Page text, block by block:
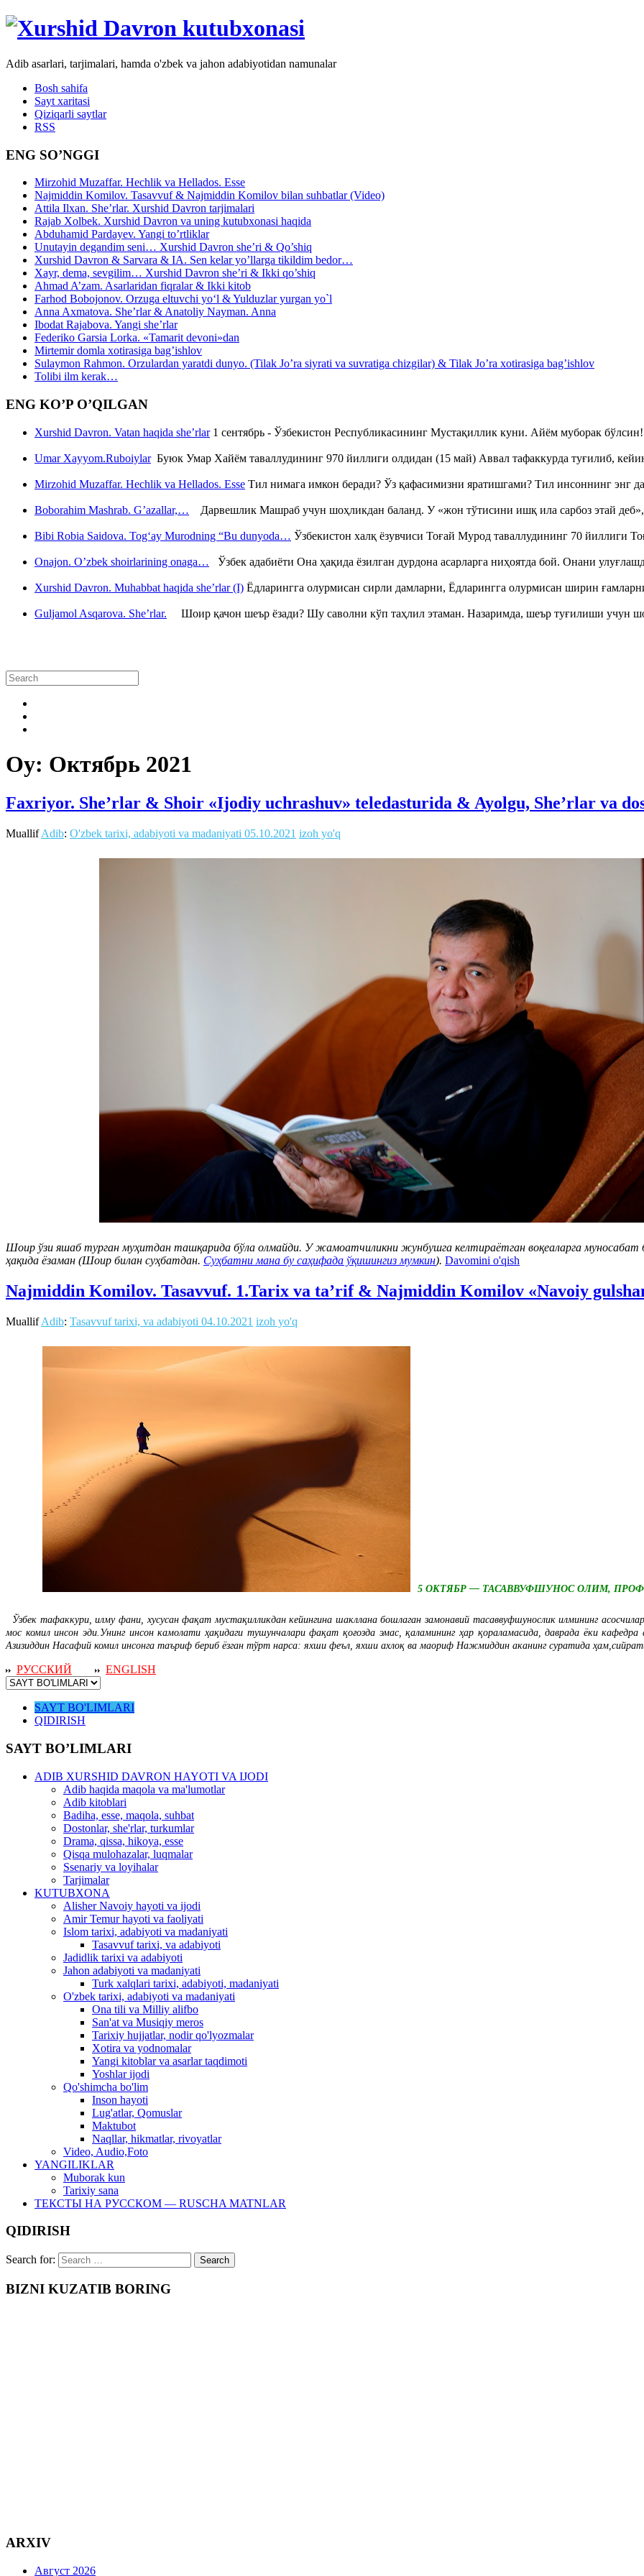
Adib asarlari, tarjimalari, hamda o'zbek va jahon adabiyotidan namunalar
Bosh sahifa
Sayt xaritasi
Qiziqarli saytlar
RSS
ENG SO’NGGI
Mirzohid Muzaffar. Hechlik va Hellados. Esse
Najmiddin Komilov. Tasavvuf & Najmiddin Komilov bilan suhbatlar (Video)
Attila Ilxan. She’rlar. Xurshid Davron tarjimalari
Rajab Xolbek. Xurshid Davron va uning kutubxonasi haqida
Abduhamid Pardayev. Yangi to’rtliklar
Unutayin degandim seni… Xurshid Davron she’ri & Qo’shiq
Xurshid Davron & Sarvara & IA. Sen kelar yo’llarga tikildim bedor…
Xayr, dema, sevgilim… Xurshid Davron she’ri & Ikki qo’shiq
Ahmad A’zam. Asarlaridan fiqralar & Ikki kitob
Farhod Bobojonov. Orzuga eltuvchi yo‘l & Yulduzlar yurgan yo`l
Anna Axmatova. She’rlar & Anatoliy Nayman. Anna
Ibodat Rajabova. Yangi she’rlar
Federiko Garsia Lorka. «Tamarit devoni»dan
Mirtemir domla xotirasiga bag’ishlov
Sulaymon Rahmon. Orzulardan yaratdi dunyo. (Tilak Jo’ra siyrati va suvratiga chizgilar) & Tilak Jo’ra xotirasiga bag’ishlov
Tolibi ilm kerak…
ENG KO’P O’QILGAN
Xurshid Davron. Vatan haqida she’rlar1 сентябрь - Ўзбекистон Республикасининг Мустақиллик куни. Айём муборак
Umar Xayyom.RuboiylarБуюк Умар Хайём таваллудининг 970 йиллиги олдидан (15 май) Аввал тафаккурда туғилиб,
Mirzohid Muzaffar. Hechlik va Hellados. Esse Тил нимага имкон беради? Ўз қафасимизни яратишгами? Тил инсоннинг энг
Boborahim Mashrab. G’azallar,… Дарвешлик Машраб учун шоҳликдан баланд. У «жон тўтисини ишқ ила сарбоз этай
Bibi Robia Saidova. Tog‘ay Murodning “Bu dunyoda… Ўзбекистон халқ ёзувчиси Тоғай Мурод таваллудининг 70
Onajon. O’zbek shoirlarining onaga… Ўзбек адабиёти Она ҳақида ёзилган дурдона асарларга ниҳоятда бой. Онани
Xurshid Davron. Muhabbat haqida she’rlar (I) Ёдларингга олурмисан сирли дамларни, Ёдларингга олурмисан ширин
Guljamol Asqarova. She’rlar. Шоир қачон шеър ёзади? Шу саволни кўп таҳлил этаман. Назаримда, шеър туғилиши учун
Oy: Октябрь 2021
Faxriyor. She’rlar & Shoir «Ijodiy uchrashuv» teledasturida & Ayolgu, She’rlar va
MuallifAdib: O'zbek tarixi, adabiyoti va madaniyati 05.10.2021 izoh yo'q
Шоир ўзи яшаб турган муҳитдан ташқарида бўла олмайди. У жамоатчиликни жунбушга келтираётган воқеаларга
ҳақида ёзаман (Шоир билан суҳбатдан. Суҳбатни мана бу саҳифада ўқишингиз мумкин). Davomini o'qish
Najmiddin Komilov. Tasavvuf. 1.Tarix va ta’rif & Najmiddin Komilov «Navoiy
MuallifAdib: Tasavvuf tarixi, va adabiyoti 04.10.2021 izoh yo'q
5 ОКТЯБР — ТАСАВВУФШУНОС ОЛИМ,
Ўзбек тафаккури, илму фани, хусусан фақат мустақилликдан кейингина шакллана бошлаган замонавий тасаввуфшунослик илмининг
мос комил инсон эди.Унинг инсон камолати ҳақидаги тушунчалари фақат қоғозда эмас, қаламининг ҳар қораламасида, даврада ёки
Азизиддин Насафий комил инсонга таъриф бериб ёзган тўрт нарса: яхши феъл, яхши ахлоқ ва маориф Нажмиддин аканинг суратида
РУССКИЙ ENGLISH
SAYT BO'LIMLARI
QIDIRISH
SAYT BO’LIMLARI
ADIB XURSHID DAVRON HAYOTI VA IJODI
Adib haqida maqola va ma'lumotlar
Adib kitoblari
Badiha, esse, maqola, suhbat
Dostonlar, she'rlar, turkumlar
Drama, qissa, hikoya, esse
Qisqa mulohazalar, luqmalar
Ssenariy va loyihalar
Tarjimalar
KUTUBXONA
Alisher Navoiy hayoti va ijodi
Amir Temur hayoti va faoliyati
Islom tarixi, adabiyoti va madaniyati
Tasavvuf tarixi, va adabiyoti
Jadidlik tarixi va adabiyoti
Jahon adabiyoti va madaniyati
Turk xalqlari tarixi, adabiyoti, madaniyati
O'zbek tarixi, adabiyoti va madaniyati
Ona tili va Milliy alifbo
San'at va Musiqiy meros
Tarixiy hujjatlar, nodir qo'lyozmalar
Xotira va yodnomalar
Yangi kitoblar va asarlar taqdimoti
Yoshlar ijodi
Qo'shimcha bo'lim
Inson hayoti
Lug'atlar, Qomuslar
Maktubot
Naqllar, hikmatlar, rivoyatlar
Video, Audio,Foto
YANGILIKLAR
Muborak kun
Tarixiy sana
ТЕКСТЫ НА РУССКОМ — RUSCHA MATNLAR
QIDIRISH
Search for:
BIZNI KUZATIB BORING
ARXIV
Август 2026